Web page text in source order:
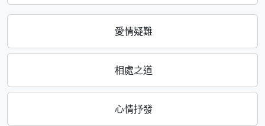
愛情疑難
相處之道
心情抒發